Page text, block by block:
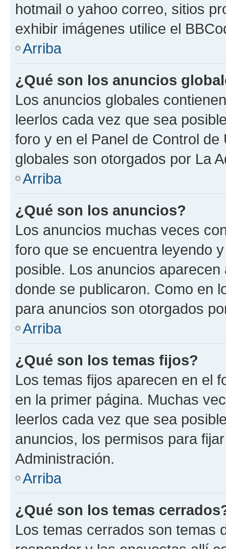
hotmail o yahoo correo, sitios
exhibir imágenes utilice el
Arriba
¿Qué son los anuncios
Los anuncios globales
leerlos cada vez que sea
foro y en el Panel de Control
globales son otorgados por La
Arriba
¿Qué son los anuncios?
Los anuncios muchas veces
foro que se encuentra leyendo
posible. Los anuncios
donde se publicaron. Como en
para anuncios son otorgados
Arriba
¿Qué son los temas fijos?
Los temas fijos aparecen en el
en la primer página. Muchas
leerlos cada vez que sea
anuncios, los permisos para
Administración.
Arriba
¿Qué son los temas
Los temas cerrados son temas